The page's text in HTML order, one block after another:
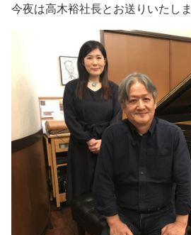
今夜は高木裕社長とお送りいたしま